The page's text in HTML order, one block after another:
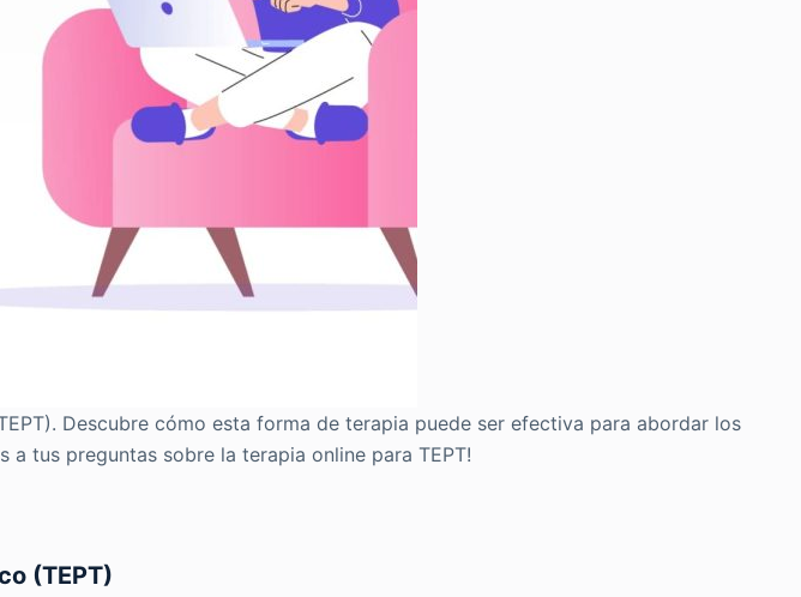
Descubre cómo esta forma de terapia puede ser efectiva para abordar los
a tus preguntas sobre la terapia online para TEPT!
(TEPT)